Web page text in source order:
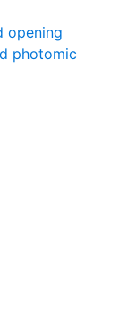
opening
photomic